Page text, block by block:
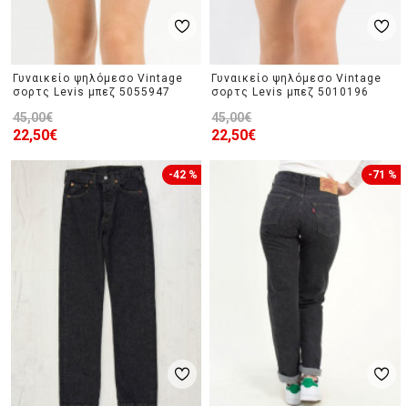
Γυναικείο ψηλόμεσο Vintage
σορτς Levis μπεζ 5055947
22,50€
45,00€
Γυναικείο ψηλόμεσο Vintage
σορτς Levis μπεζ 5010196
22,50€
45,00€
-42 % -71 %